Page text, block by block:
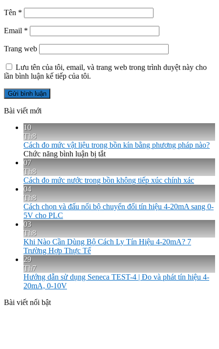
Tên *
Email *
Trang web
Lưu tên của tôi, email, và trang web trong trình duyệt này cho
lần bình luận kế tiếp của tôi.
Bài viết mới
10
Th8
Cách đo mức vật liệu trong bồn kín bằng phương pháp nào?
Chức năng bình luận bị tắtở
mức
trong
phương
07
Th8
Cách đo mức nước trong bồn không tiếp xúc chính xác
04
Th8
Cách chọn và đấu nối bộ chuyển đổi tín hiệu 4-20mA sang 0-
5V cho PLC
03
Th8
Khi Nào Cần Dùng Bộ Cách Ly Tín Hiệu 4-20mA? 7
Trường Hợp Thực Tế
29
Th7
Hướng dẫn sử dụng Seneca TEST-4 | Đo và phát tín hiệu 4-
20mA, 0-10V
Bài viết nổi bật